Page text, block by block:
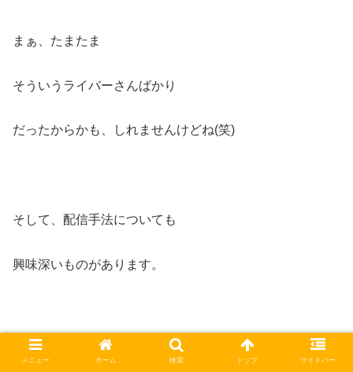
まぁ、たまたま
そういうライバーさんばかり
だったからかも、しれませんけどね(笑)
そして、配信手法についても
興味深いものがあります。
後ほどご紹介させていただきますが
メニュー ホーム 検索 トップ サイドバー